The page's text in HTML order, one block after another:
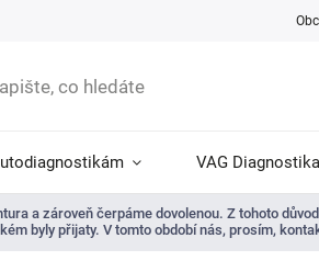
VAG Diagnostika
a zároveň čerpáme dovolenou. Z tohoto
byly přijaty. V tomto období nás, prosím,